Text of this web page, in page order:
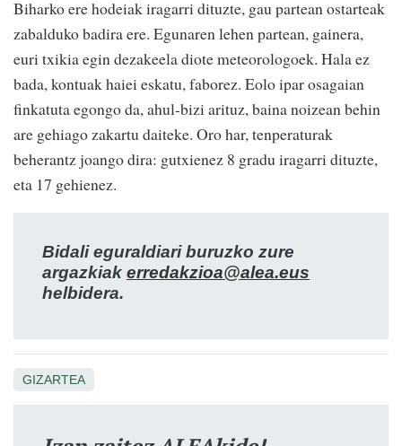
Biharko ere hodeiak iragarri dituzte, gau partean ostarteak
zabalduko badira ere. Egunaren lehen partean, gainera,
euri txikia egin dezakeela diote meteorologoek. Hala ez
bada, kontuak haiei eskatu, faborez. Eolo ipar osagaian
finkatuta egongo da, ahul-bizi arituz, baina noizean behin
are gehiago zakartu daiteke. Oro har, tenperaturak
beherantz joango dira: gutxienez 8 gradu iragarri dituzte,
eta 17 gehienez.
Bidali eguraldiari buruzko zure
argazkiak erredakzioa@alea.eus
helbidera.
GIZARTEA